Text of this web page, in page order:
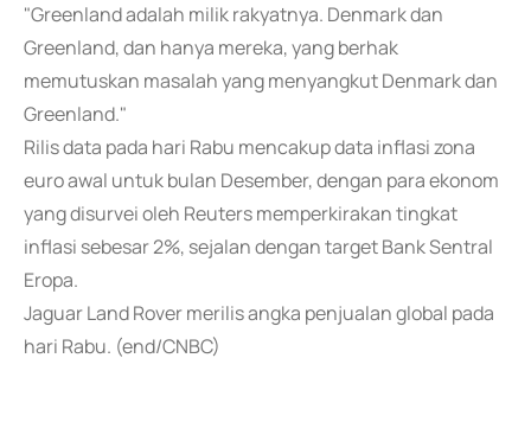
"Greenland adalah milik rakyatnya. Denmark dan
Greenland, dan hanya mereka, yang berhak
memutuskan masalah yang menyangkut Denmark dan
Greenland."
Rilis data pada hari Rabu mencakup data inflasi zona
euro awal untuk bulan Desember, dengan para ekonom
yang disurvei oleh Reuters memperkirakan tingkat
inflasi sebesar 2%, sejalan dengan target Bank Sentral
Eropa.
Jaguar Land Rover merilis angka penjualan global pada
hari Rabu. (end/CNBC)